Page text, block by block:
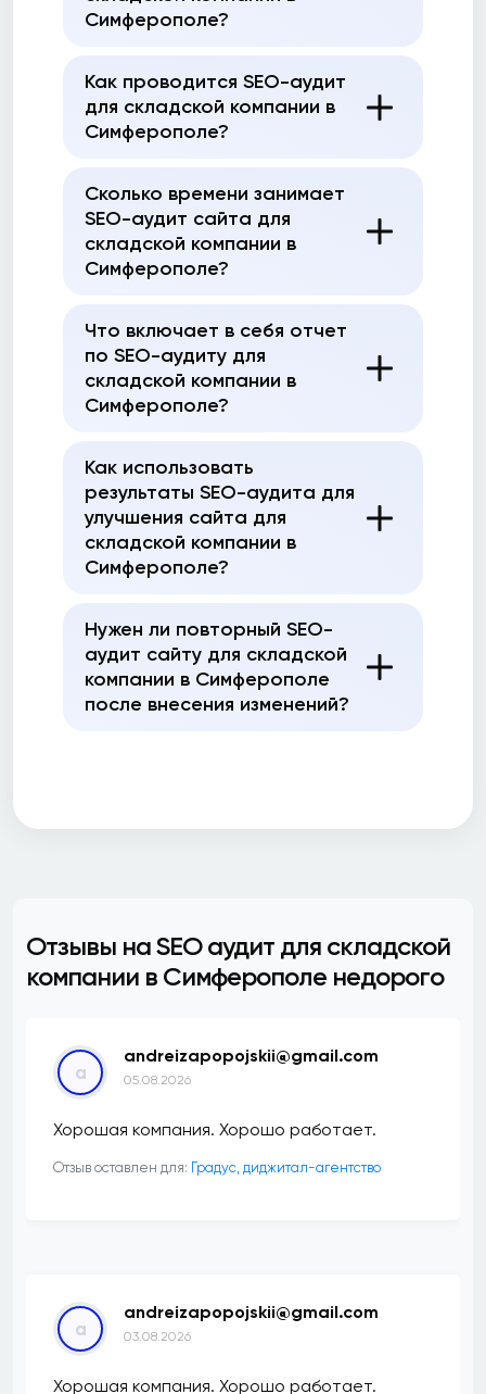
Симферополе?
Как проводится SEO-аудит
для складской компании в
Симферополе?
Сколько времени занимает
SEO-аудит сайта для
складской компании в
Симферополе?
Что включает в себя отчет
по SEO-аудиту для
складской компании в
Симферополе?
Как использовать
результаты SEO-аудита для
улучшения сайта для
складской компании в
Симферополе?
Нужен ли повторный SEO-
аудит сайту для складской
компании в Симферополе
после внесения изменений?
Отзывы на SEO аудит для складской
компании в Симферополе недорого
a
andreizapopojskii@gmail.com
05.08.2026
Хорошая компания. Хорошо работает.
Отзыв оставлен для: ​Градус, диджитал-агентство
a
andreizapopojskii@gmail.com
03.08.2026
Хорошая компания. Хорошо работает.